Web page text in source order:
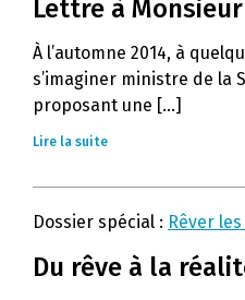
Lettre à
À l’automne 2014, à
s’imaginer ministre de la
proposant une [...]
Lire la suite
Dossier spécial : Rêver
Du rêve à la